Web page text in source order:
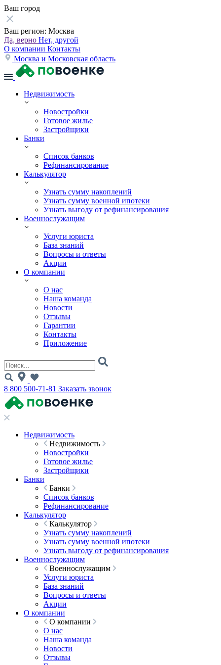
Ваш город
Ваш регион: Москва
Да, верно Нет, другой
О компании Контакты
Москва и Московская область
Недвижимость
Новостройки
Готовое жилье
Застройщики
Банки
Список банков
Рефинансирование
Калькулятор
Узнать сумму накоплений
Узнать сумму военной ипотеки
Узнать выгоду от рефинансирования
Военнослужащим
Услуги юриста
База знаний
Вопросы и ответы
Акции
О компании
О нас
Наша команда
Новости
Отзывы
Гарантии
Контакты
Приложение
8 800 500-71-81 Заказать звонок
Недвижимость
Недвижимость
Новостройки
Готовое жилье
Застройщики
Банки
Банки
Список банков
Рефинансирование
Калькулятор
Калькулятор
Узнать сумму накоплений
Узнать сумму военной ипотеки
Узнать выгоду от рефинансирования
Военнослужащим
Военнослужащим
Услуги юриста
База знаний
Вопросы и ответы
Акции
О компании
О компании
О нас
Наша команда
Новости
Отзывы